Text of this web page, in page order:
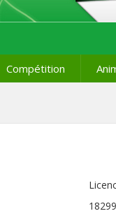
Compétition